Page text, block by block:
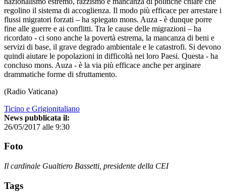
regolino il sistema di accoglienza. Il modo più efficace per arrestare i
flussi migratori forzati – ha spiegato mons. Auza - è dunque porre
fine alle guerre e ai conflitti. Tra le cause delle migrazioni – ha
ricordato - ci sono anche la povertà estrema, la mancanza di beni e
servizi di base, il grave degrado ambientale e le catastrofi. Si devono
quindi aiutare le popolazioni in difficoltà nei loro Paesi. Questa - ha
concluso mons. Auza - è la via più efficace anche per arginare
drammatiche forme di sfruttamento.
(Radio Vaticana)
Ticino e Grigionitaliano
News pubblicata il:
26/05/2017 alle 9:30
Foto
Il cardinale Gualtiero Bassetti, presidente della CEI
Tags